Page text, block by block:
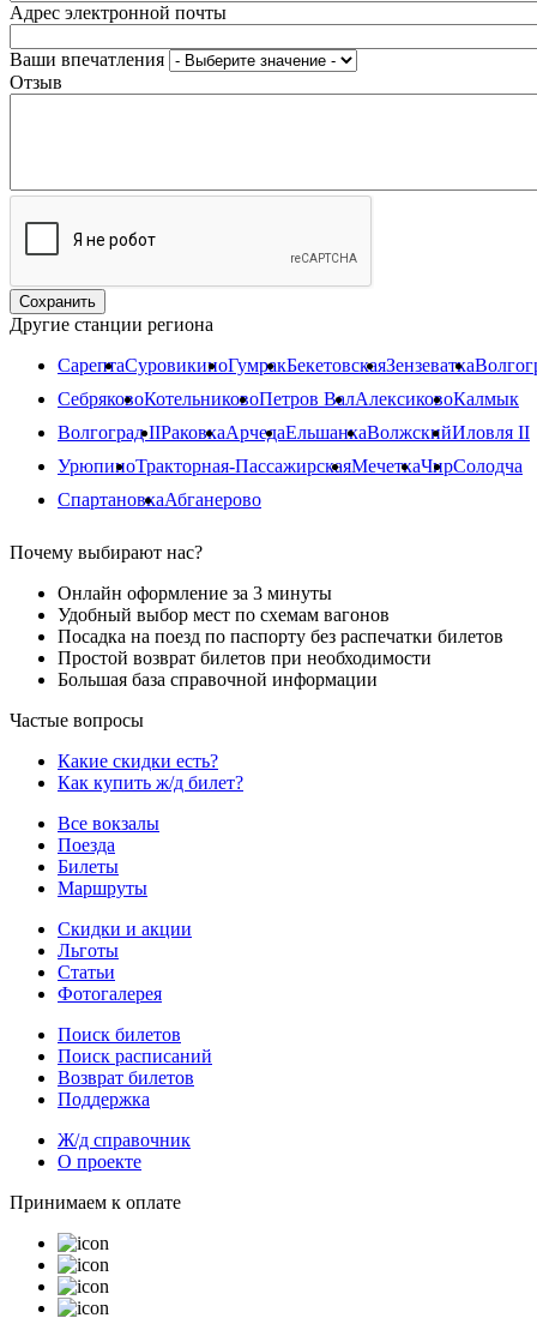
Адрес электронной почты
Ваши впечатления
Отзыв
Другие станции региона
СарептаСуровикиноГумракБекетовскаяЗензеватка
СебряковоКотельниковоПетров ВалАлексиковоКалмык
Волгоград IIРаковкаАрчедаЕльшанкаВолжскийИловля II
УрюпиноТракторная-ПассажирскаяМечеткаЧирСолодча
СпартановкаАбганерово
Почему выбирают нас?
Онлайн оформление за 3 минуты
Удобный выбор мест по схемам вагонов
Посадка на поезд по паспорту без распечатки билетов
Простой возврат билетов при необходимости
Большая база справочной информации
Частые вопросы
Какие скидки есть?
Как купить ж/д билет?
Все вокзалы
Поезда
Билеты
Маршруты
Скидки и акции
Льготы
Статьи
Фотогалерея
Поиск билетов
Поиск расписаний
Возврат билетов
Поддержка
Ж/д справочник
О проекте
Принимаем к оплате